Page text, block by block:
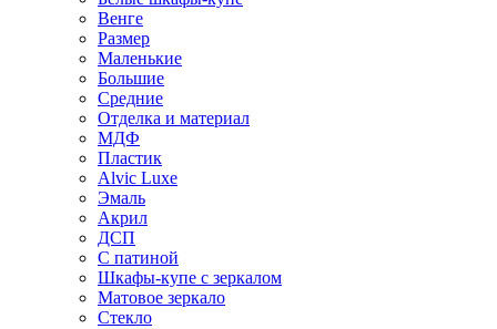
Венге
Размер
Маленькие
Большие
Средние
Отделка и материал
МДФ
Пластик
Alvic Luxe
Эмаль
Акрил
ДСП
С патиной
Шкафы-купе с зеркалом
Матовое зеркало
Стекло